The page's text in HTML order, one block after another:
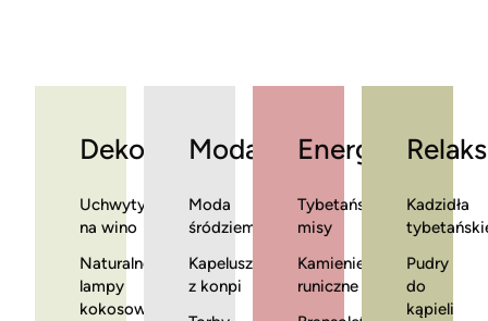
Dekoracje
Uchwyty
na wino
Naturalne
lampy
kokosowe
Moda
Moda
śródziemnomorska
Kapelusze
z konpi
Energia
Tybetańskie
misy
Kamienie
runiczne
Relaks
Kadzidła
Pudry
do
kąpieli